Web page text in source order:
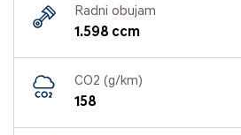
Radni obujam
1.598 ccm
CO2 (g/km)
158